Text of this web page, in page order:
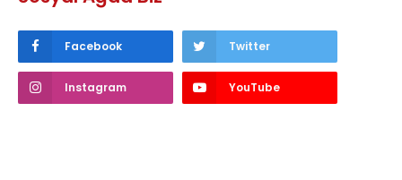
Facebook Twitter
Instagram YouTube